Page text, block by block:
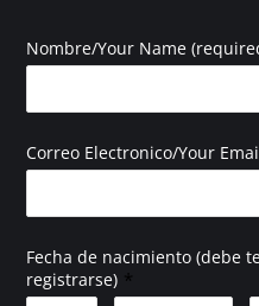
Nombre/Your Name
Correo Electronico/Your
Fecha de nacimiento (debe
registrarse) *